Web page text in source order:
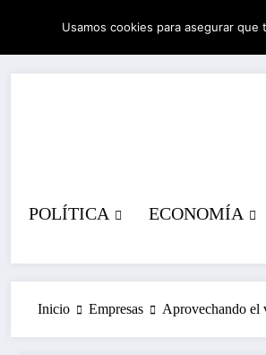
contenido
09/08/2026 1:18:02
POLÍTICA ECONOMÍA
Inicio Empresas Aprovechando el
Usamos cookies para asegurar